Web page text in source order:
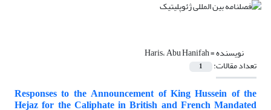
نویسنده =Haris، Abu Hanifah
تعداد مقالات: 1
Responses to the Announcement of King Hussein of the
Hejaz for the Caliphate in British and French Mandated